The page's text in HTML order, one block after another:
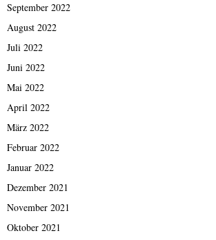
September 2022
August 2022
Juli 2022
Juni 2022
Mai 2022
April 2022
März 2022
Februar 2022
Januar 2022
Dezember 2021
November 2021
Oktober 2021